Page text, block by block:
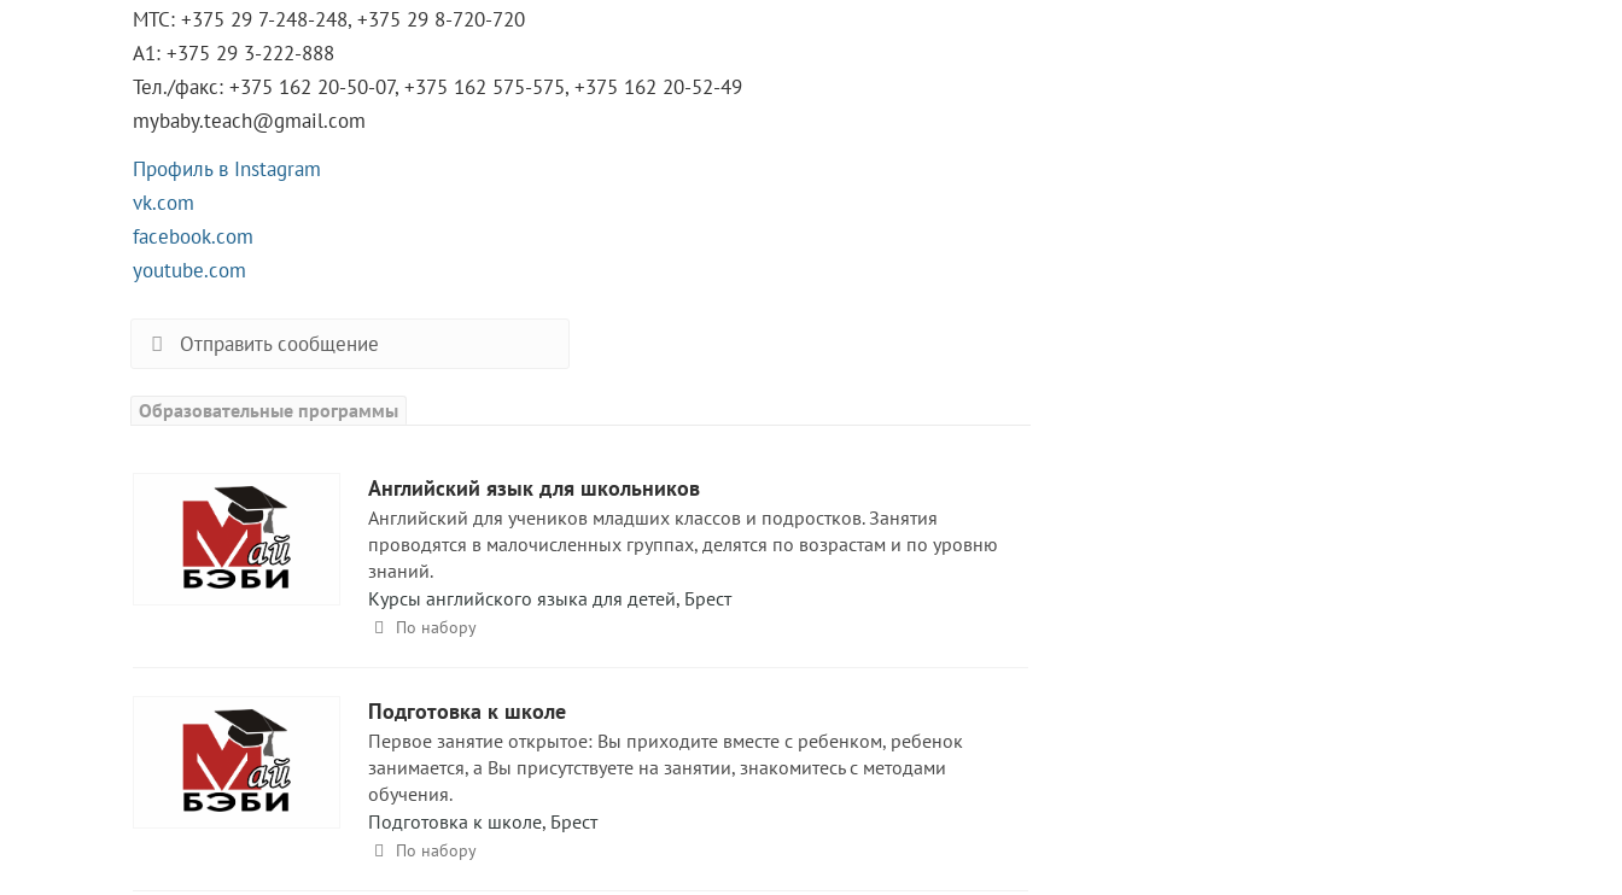
МТС: +375 29 7-248-248, +375 29 8-720-720
A1: +375 29 3-222-888
Тел./факс: +375 162 20-50-07, +375 162 575-575, +375 162 20-52-49
mybaby.teach@gmail.com
Профиль в Instagram
vk.com
facebook.com
youtube.com
Отправить сообщение
Образовательные программы
Английский язык для школьников
Английский для учеников младших классов и подростков. Занятия
проводятся в малочисленных группах, делятся по возрастам и по уровню
знаний.
Курсы английского языка для детей, Брест
По набору
Подготовка к школе
Первое занятие открытое: Вы приходите вместе с ребенком, ребенок
занимается, а Вы присутствуете на занятии, знакомитесь с методами
обучения.
Подготовка к школе, Брест
По набору